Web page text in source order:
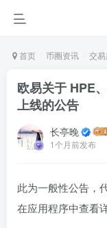
首页 币圈资讯 交
欧易关于 HPE
上线的公告
长亭晚
1个月前发布
此为一般性公告，
在应用程序中查看详